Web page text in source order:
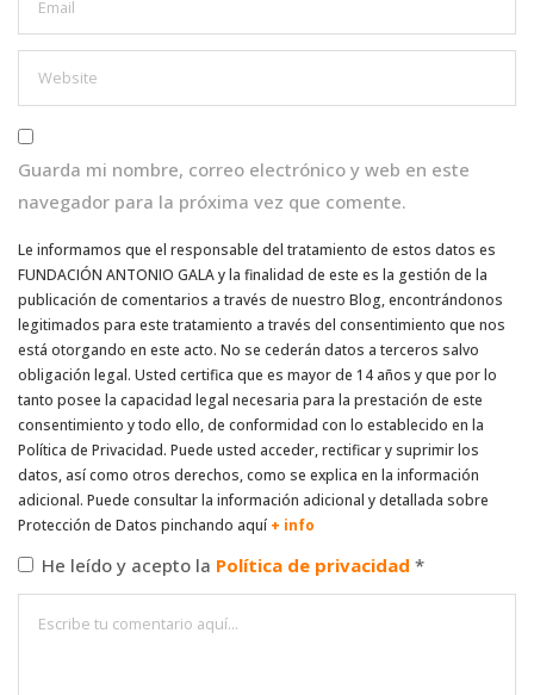
Guarda mi nombre, correo electrónico y web en este
navegador para la próxima vez que comente.
Le informamos que el responsable del tratamiento de estos datos es
FUNDACIÓN ANTONIO GALA y la finalidad de este es la gestión de la
publicación de comentarios a través de nuestro Blog, encontrándonos
legitimados para este tratamiento a través del consentimiento que nos
está otorgando en este acto. No se cederán datos a terceros salvo
obligación legal. Usted certifica que es mayor de 14 años y que por lo
tanto posee la capacidad legal necesaria para la prestación de este
consentimiento y todo ello, de conformidad con lo establecido en la
Política de Privacidad. Puede usted acceder, rectificar y suprimir los
datos, así como otros derechos, como se explica en la información
adicional. Puede consultar la información adicional y detallada sobre
Protección de Datos pinchando aquí + info
He leído y acepto la Política de privacidad *